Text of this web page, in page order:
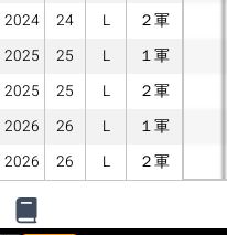
2024
24 L
２軍
2025
25 L
１軍
2025
25 L
２軍
2026
26 L
１軍
2026
26 L ２軍